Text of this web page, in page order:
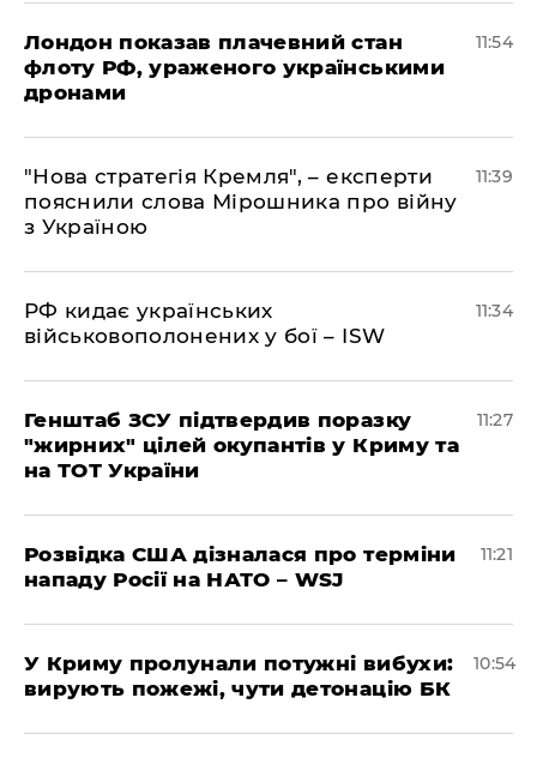
Лондон показав плачевний стан
флоту РФ, ураженого українськими
дронами
11:54
"Нова стратегія Кремля", – експерти
пояснили слова Мірошника про війну
з Україною
11:39
РФ кидає українських
військовополонених у бої – ISW
11:34
Генштаб ЗСУ підтвердив поразку
"жирних" цілей окупантів у Криму та
на ТОТ України
11:27
Розвідка США дізналася про терміни
нападу Росії на НАТО – WSJ
11:21
У Криму пролунали потужні вибухи:
вирують пожежі, чути детонацію БК
10:54